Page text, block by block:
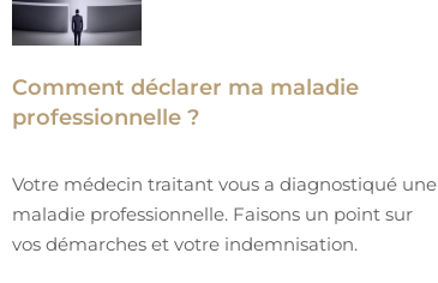
Comment déclarer ma maladie
professionnelle ?
Votre médecin traitant vous a diagnostiqué une
maladie professionnelle. Faisons un point sur
vos démarches et votre indemnisation.